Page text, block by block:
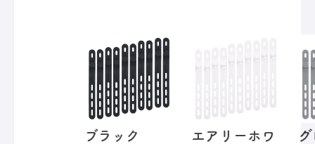
ブラック
エアリーホワ